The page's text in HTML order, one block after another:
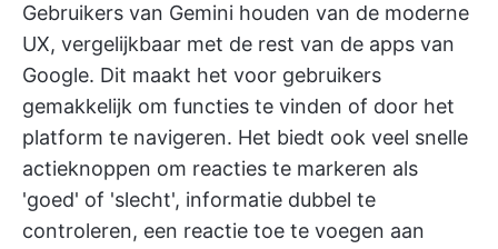
Gebruikers van Gemini houden van de moderne
UX, vergelijkbaar met de rest van de apps van
Google. Dit maakt het voor gebruikers
gemakkelijk om functies te vinden of door het
platform te navigeren. Het biedt ook veel snelle
actieknoppen om reacties te markeren als
'goed' of 'slecht', informatie dubbel te
controleren, een reactie toe te voegen aan